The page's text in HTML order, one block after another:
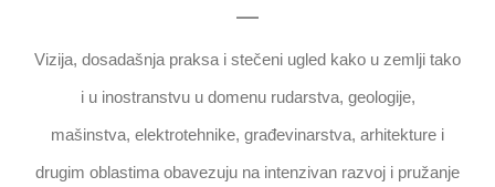
Vizija, dosadašnja praksa i stečeni ugled kako u zemlji tako
i u inostranstvu u domenu rudarstva, geologije,
mašinstva, elektrotehnike, građevinarstva, arhitekture i
drugim oblastima obavezuju na intenzivan razvoj i pružanje